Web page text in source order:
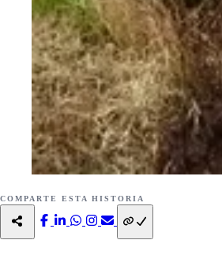
COMPARTE ESTA HISTORIA